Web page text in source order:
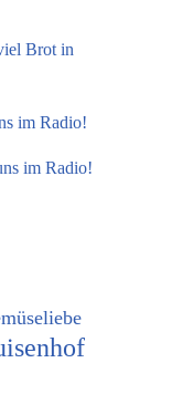
Brot in
im Radio!
im Radio!